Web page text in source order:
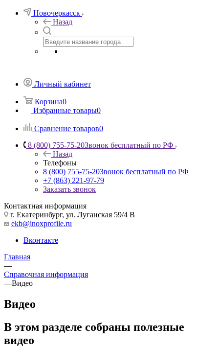
Новочеркасск
Назад
Личный кабинет
Корзина0
Избранные товары0
Сравнение товаров0
8 (800) 755-75-20Звонок бесплатный по РФ
Назад
Телефоны
8 (800) 755-75-20Звонок бесплатный по РФ
+7 (863) 221-97-79
Заказать звонок
Контактная информация
г. Екатеринбург, ул. Луганская 59/4 В
ekb@inoxprofile.ru
Вконтакте
Главная
—
Справочная информация
—Видео
Видео
В этом разделе собраны полезные
видео